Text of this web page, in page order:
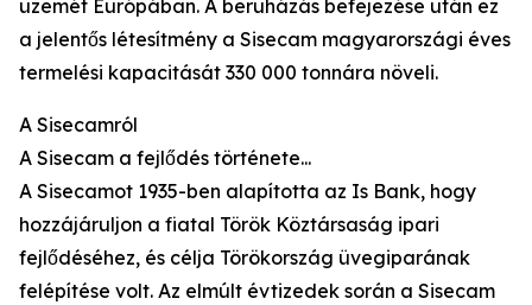
üzemét Európában. A beruházás befejezése után ez
a jelentős létesítmény a Sisecam magyarországi éves
termelési kapacitását 330 000 tonnára növeli.
A Sisecamról
A Sisecam a fejlődés története...
A Sisecamot 1935-ben alapította az Is Bank, hogy
hozzájáruljon a fiatal Török Köztársaság ipari
fejlődéséhez, és célja Törökország üvegiparának
felépítése volt. Az elmúlt évtizedek során a Sisecam